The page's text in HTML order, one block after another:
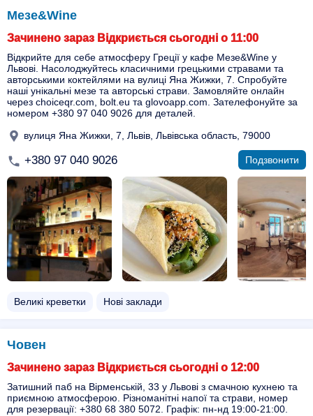
Мезе&Wine
Зачинено зараз Відкриється сьогодні о 11:00
Відкрийте для себе атмосферу Греції у кафе Мезе&Wine у
Львові. Насолоджуйтесь класичними грецькими стравами та
авторськими коктейлями на вулиці Яна Жижки, 7. Спробуйте
наші унікальні мезе та авторські страви. Замовляйте онлайн
через choiceqr.com, bolt.eu та glovoapp.com. Зателефонуйте за
номером +380 97 040 9026 для деталей.
вулиця Яна Жижки, 7, Львів, Львівська область, 79000
+380 97 040 9026 Подзвонити
Великі креветки Нові заклади
Човен
Зачинено зараз Відкриється сьогодні о 12:00
Затишний паб на Вірменській, 33 у Львові з смачною кухнею та
приємною атмосферою. Різноманітні напої та страви, номер
для резервації: +380 68 380 5072. Графік: пн-нд 19:00-21:00.